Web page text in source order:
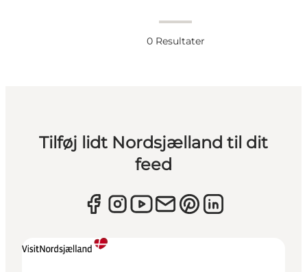
0 Resultater
Tilføj lidt Nordsjælland til dit
feed